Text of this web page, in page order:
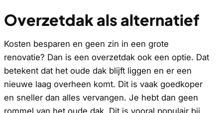
Overzetdak als alternatief
Kosten besparen en geen zin in een grote
renovatie? Dan is een overzetdak ook een optie. Dat
betekent dat het oude dak blijft liggen en er een
nieuwe laag overheen komt. Dit is vaak goedkoper
en sneller dan alles vervangen. Je hebt dan geen
rommel van het oude dak. Dit is vooral populair bij